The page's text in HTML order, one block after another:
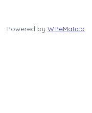
Powered byWPeMatico